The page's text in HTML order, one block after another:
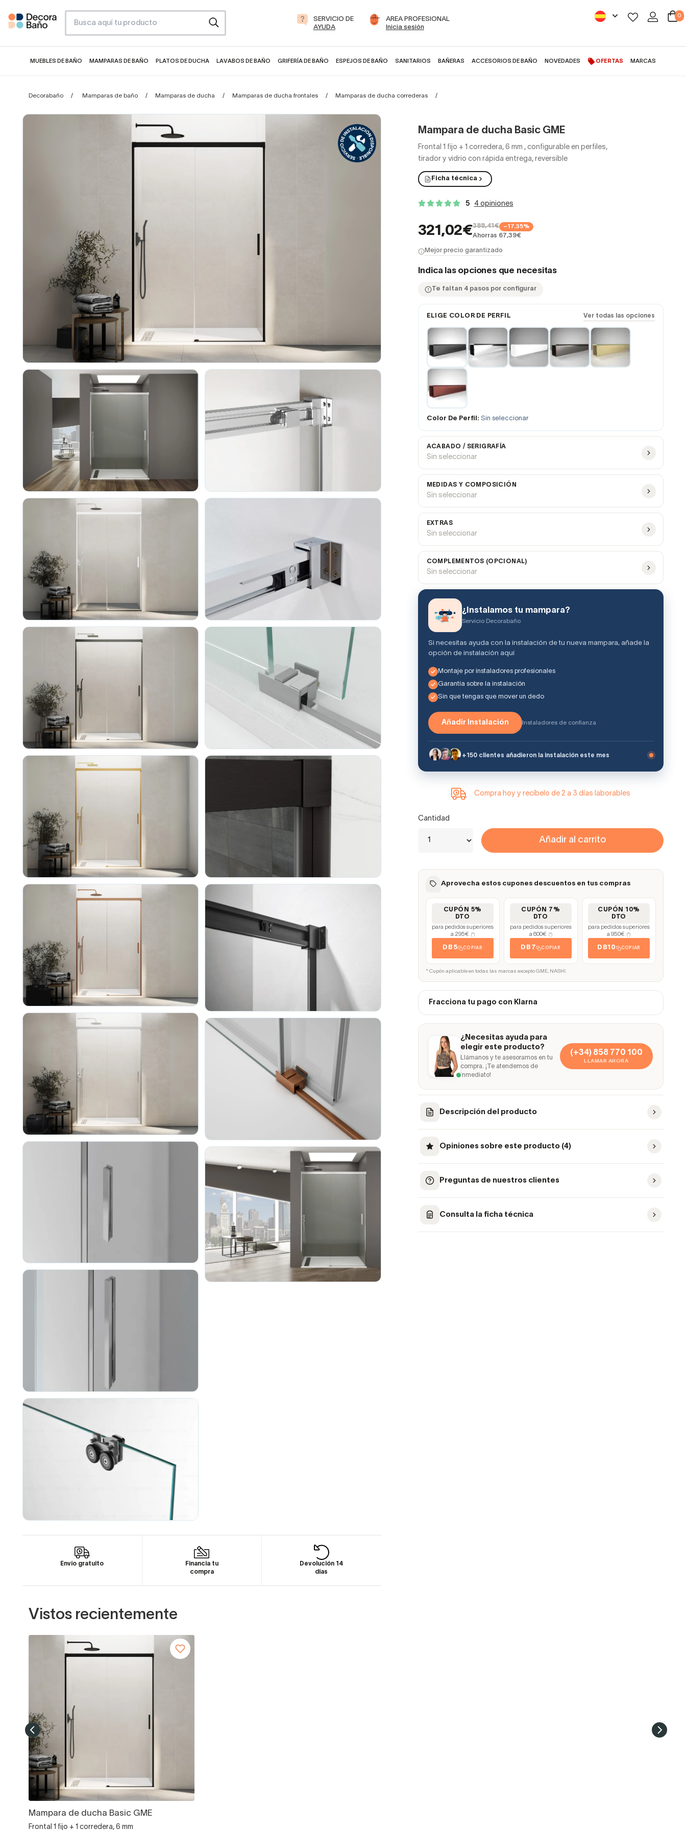
SERVICIO DE
AYUDA
AREA PROFESIONAL
Inicia sesión
0
MUEBLES DE BAÑO MAMPARAS DE BAÑO PLATOS DE DUCHA LAVABOS DE BAÑO GRIFERÍA DE BAÑO ESPEJOS DE BAÑO SANITARIOS BAÑERAS ACCESORIOS DE BAÑO NOVEDADES OFERTAS MARCAS
Decorabaño Mamparas de baño Mamparas de ducha Mamparas de ducha frontales Mamparas de ducha correderas
Envío gratuito
Financia tu
compra
Devolución 14
días
Mampara de ducha Basic GME
Frontal 1 fijo + 1 corredera, 6 mm , configurable en perfiles,
tirador y vidrio con rápida entrega, reversible
Ficha técnica
5 4 opiniones
321,02€388,41€ −17.35%
Ahorras 67,39€
Mejor precio garantizado
Indica las opciones que necesitas
Te faltan 4 pasos por configurar
ELIGE COLOR DE PERFIL Ver todas las opciones
Color De Perfil: Sin seleccionar
ACABADO / SERIGRAFÍA
Sin seleccionar
MEDIDAS Y COMPOSICIÓN
Sin seleccionar
EXTRAS
Sin seleccionar
COMPLEMENTOS (OPCIONAL)
Sin seleccionar
¿Instalamos tu mampara?
Servicio Decorabaño
Si necesitas ayuda con la instalación de tu nueva mampara, añade la
opción de instalación aquí
Montaje por instaladores profesionales
Garantía sobre la instalación
Sin que tengas que mover un dedo
Añadir Instalación Instaladores de confianza
+150 clientes añadieron la instalación este mes
Compra hoy y recíbelo de 2 a 3 días laborables
Cantidad
Añadir al carrito
Aprovecha estos cupones descuentos en tus compras
CUPÓN 5%
DTO
para pedidos superiores
a 295€
(*)
DB5 COPIAR
CUPÓN 7%
DTO
para pedidos superiores
a 600€
(*)
DB7 COPIAR
CUPÓN 10%
DTO
para pedidos superiores
a 950€
(*)
DB10 COPIAR
* Cupón aplicable en todas las marcas excepto GME, NASHI.
Fracciona tu pago con Klarna
¿Necesitas ayuda para
elegir este producto?
Llámanos y te asesoramos en tu
compra. ¡Te atendemos de
inmediato!
(+34) 858 770 100
LLAMAR AHORA
Descripción del producto
Opiniones sobre este producto (4)
Preguntas de nuestros clientes
Consulta la ficha técnica
Vistos recientemente
Mampara de ducha Basic GME
Frontal 1 fijo + 1 corredera, 6 mm